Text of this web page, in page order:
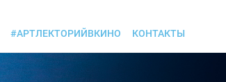
#АРТЛЕКТОРИЙВКИНО КОНТАКТЫ